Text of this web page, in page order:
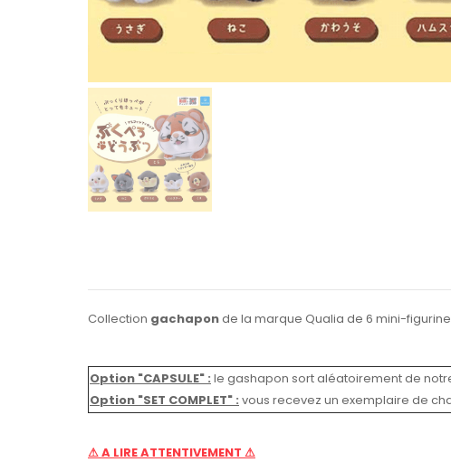
Collection gachaponde la marque Qualia de 6 mini-
Option "CAPSULE" : le gashapon sort aléatoirement de
Option "SET COMPLET" : vous recevez un exemplaire de
⚠ A LIRE ATTENTIVEMENT ⚠